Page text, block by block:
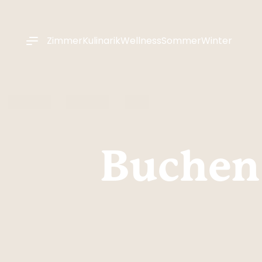
ZimmerKulinarikWellnessSommerWinter
Buchen